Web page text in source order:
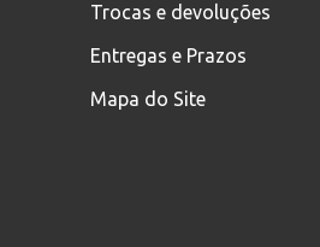
Trocas e devoluções
Entregas e Prazos
Mapa do Site